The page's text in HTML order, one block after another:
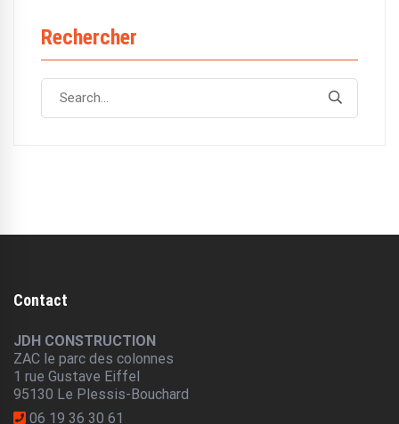
Rechercher
Search
Contact
JDH CONSTRUCTION
ZAC le parc des colonnes
1 rue Gustave Eiffel
95130 Le Plessis-Bouchard
06 19 36 30 61